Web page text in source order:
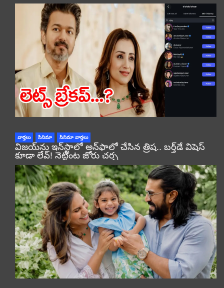
వార్తలు సినిమా సినిమా వార్తలు
విజయ్‌ను ఇన్‌స్టాలో అన్‌ఫాలో చేసిన త్రిష.. బర్త్‌డే విషెస్
కూడా లేవ్! నెట్టింట జోరు చర్చ